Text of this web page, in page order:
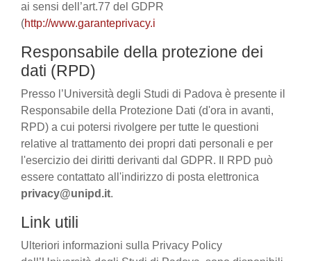
ai sensi dell’art.77 del GDPR
(http://www.garanteprivacy.i
Responsabile della protezione dei
dati (RPD)
Presso l’Università degli Studi di Padova è presente il
Responsabile della Protezione Dati (d'ora in avanti,
RPD) a cui potersi rivolgere per tutte le questioni
relative al trattamento dei propri dati personali e per
l'esercizio dei diritti derivanti dal GDPR. Il RPD può
essere contattato all'indirizzo di posta elettronica
privacy@unipd.it.
Link utili
Ulteriori informazioni sulla Privacy Policy